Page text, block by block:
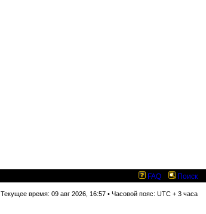
FAQ Поиск
Текущее время: 09 авг 2026, 16:57 • Часовой пояс: UTC + 3 часа